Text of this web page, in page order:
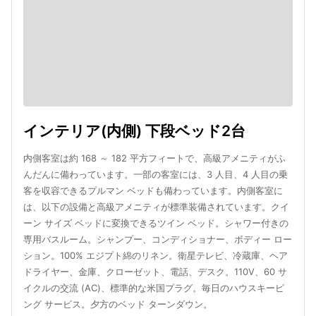
インテリア(内側) 下段ベッド2台
内側客室は約 168 ～ 182 平方フィートで、高級アメニティがふ
んだんに備わっています。一部の客室には、3 人目、4 人目の乗
客を収容できるプルマン ベッドも備わっています。内側客室に
は、以下の設備と高級アメニティが標準装備されています。クイ
ーン サイズ ベッドに変換できるツイン ベッド。シャワー付きの
専用バスルーム。シャンプー、コンディショナー、ボディー ロー
ション。100% エジプト綿のリネン。衛星テレビ、冷蔵庫、ヘア
ドライヤー、金庫、クローゼット、電話、デスク。110V、60 サ
イクルの交流 (AC)、標準的な米国プラグ。毎日のハウスキーピ
ング サービス。夕方のベッド ターンダウン。